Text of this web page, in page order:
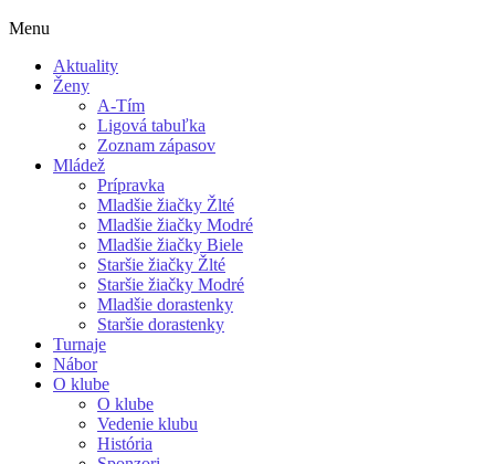
Menu
Aktuality
Ženy
A-Tím
Ligová tabuľka
Zoznam zápasov
Mládež
Prípravka
Mladšie žiačky Žlté
Mladšie žiačky Modré
Mladšie žiačky Biele
Staršie žiačky Žlté
Staršie žiačky Modré
Mladšie dorastenky
Staršie dorastenky
Turnaje
Nábor
O klube
O klube
Vedenie klubu
História